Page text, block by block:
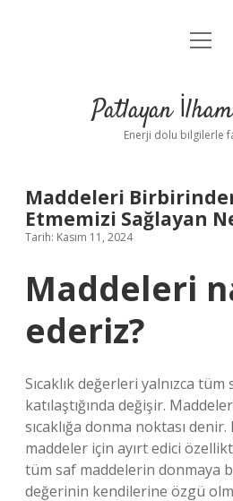
Anasayfa
Yasal
menüyü
Patlayan
Enerji dolu bilgilerle
Maddeleri
Etmemizi Sağlayan
Tarih: Kasım 11, 2024
Maddeleri
ederiz?
Sıcaklık değerleri yalnızca
katılaştığında değişir.
sıcaklığa donma noktası
maddeler için ayırt edici
tüm saf maddelerin donmaya
değerinin kendilerine özgü